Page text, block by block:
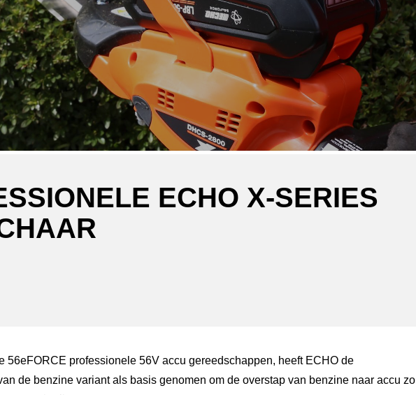
ECHO X-SERIES
56eFORCE professionele 56V accu gereedschappen, heeft ECHO de
de benzine variant als basis genomen om de overstap van benzine naar accu zo